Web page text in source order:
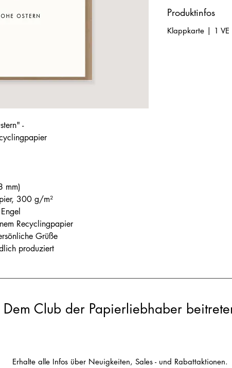
-
mm)
300 g/m²
Recyclingpapier
Grüße
produziert
Produktinfos
Klappkarte | 1
Dem Club der Papierliebhaber
Erhalte alle Infos über Neuigkeiten, Sales - und Rabattaktionen.